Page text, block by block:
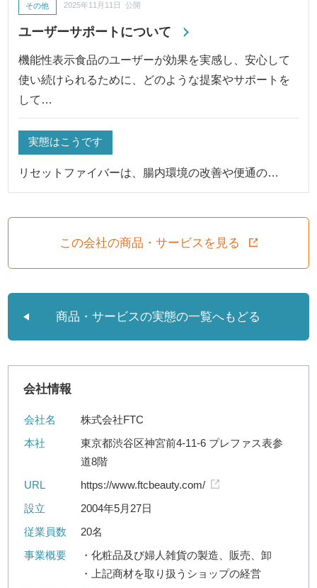
ユーザーサポートについて
その他 2025年11月11日 公開
機能性表示食品のユーザーが効果を実感し、安心して
使い続けられるために、どのような提案やサポートを
して…
実態はこうです
リセットファイバーは、腸内環境の改善や便通の…
この会社の商品・サービスを見る
商品・サービスの実態の一覧へもどる
会社情報
会社名
株式会社FTC
本社
東京都渋谷区神宮前4-11-6 プレファス表参
道8階
URL
https://www.ftcbeauty.com/
設立
2004年5月27日
従業員数
20名
事業概要
・化粧品及び婦人雑貨の製造、販売、卸
・上記商材を取り扱うショップの経営